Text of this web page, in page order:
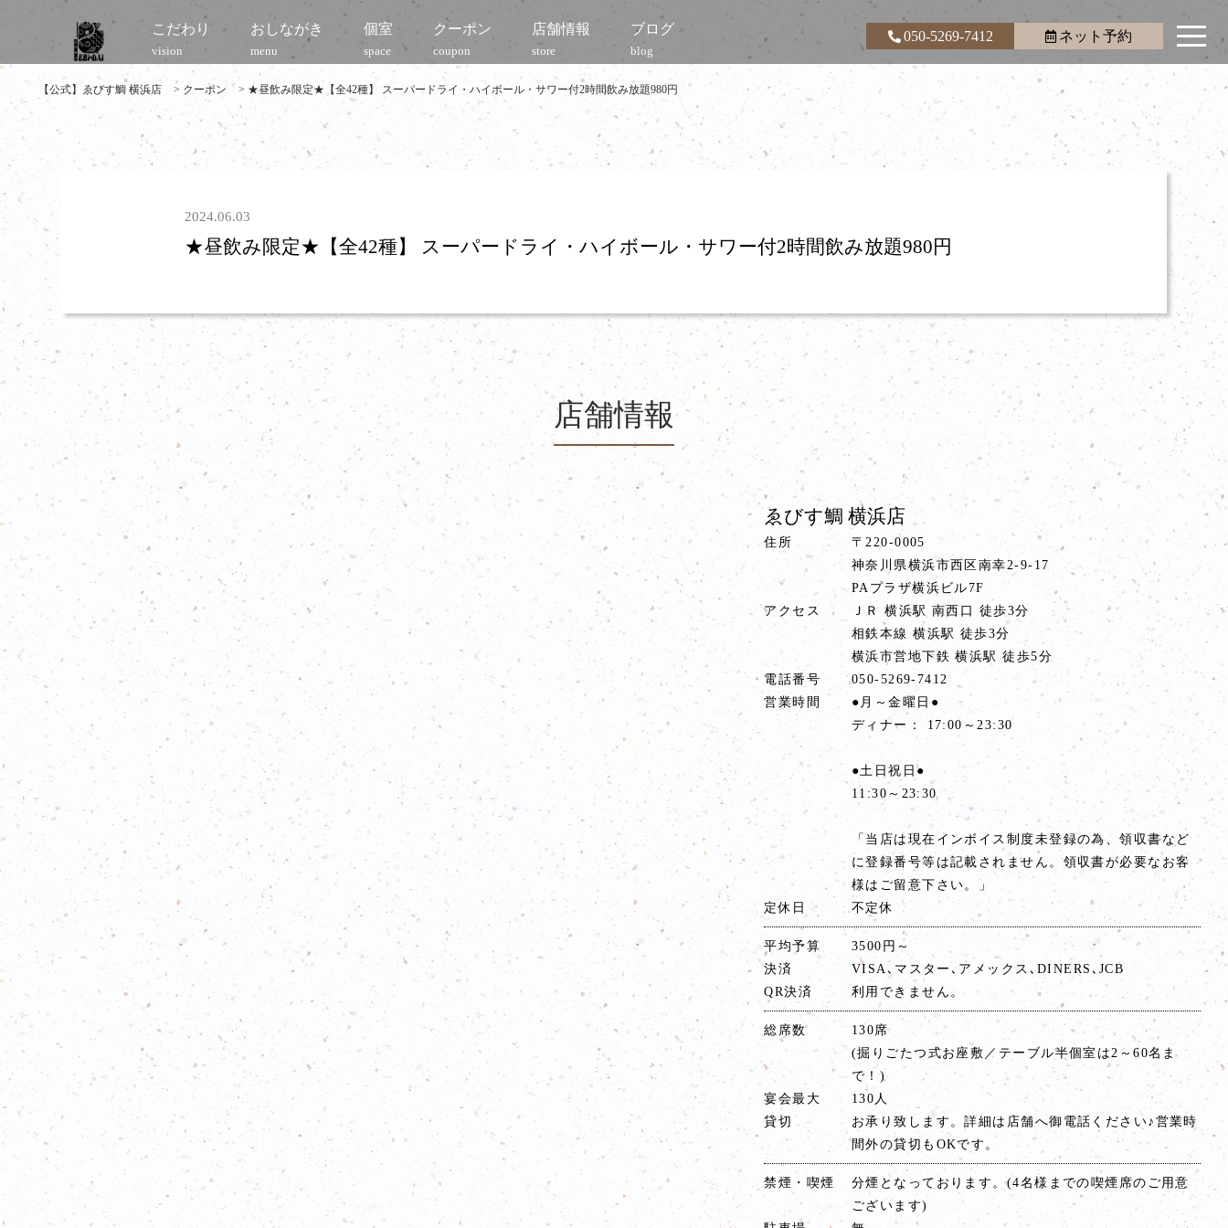
こだわり
vision
おしながき
menu
個室
space
クーポン
coupon
店舗情報
store
ブログ
blog
050-5269-7412 ネット予約
【公式】ゑびす鯛 横浜店 > クーポン > ★昼飲み限定★【全42種】 スーパードライ・ハイボール・サワー付2時間飲み放題980円
2024.06.03
★昼飲み限定★【全42種】 スーパードライ・ハイボール・サワー付2時間飲み放題980円
店舗情報
ゑびす鯛 横浜店
住所
〒220-0005
神奈川県横浜市西区南幸2-9-17
PAプラザ横浜ビル7F
アクセス
ＪＲ 横浜駅 南西口 徒歩3分
相鉄本線 横浜駅 徒歩3分
横浜市営地下鉄 横浜駅 徒歩5分
電話番号
050-5269-7412
営業時間
●月～金曜日●
ディナー： 17:00～23:30
●土日祝日●
11:30～23:30
「当店は現在インボイス制度未登録の為、領収書など
に登録番号等は記載されません。領収書が必要なお客
様はご留意下さい。」
定休日
不定休
平均予算
3500円～
決済
VISA､マスター､アメックス､DINERS､JCB
QR決済
利用できません。
総席数
130席
(掘りごたつ式お座敷／テーブル半個室は2～60名ま
で！)
宴会最大
130人
貸切
お承り致します。詳細は店舗へ御電話ください♪営業時
間外の貸切もOKです。
禁煙・喫煙
分煙となっております。(4名様までの喫煙席のご用意
ございます)